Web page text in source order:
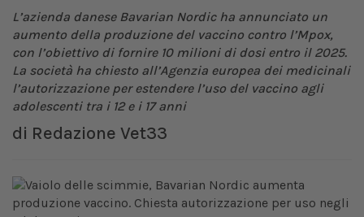
L’azienda danese Bavarian Nordic ha annunciato un
aumento della produzione del vaccino contro l’Mpox,
con l’obiettivo di fornire 10 milioni di dosi entro il 2025.
La società ha chiesto all’Agenzia europea dei medicinali
l’autorizzazione per estendere l’uso del vaccino agli
adolescenti tra i 12 e i 17 anni
di Redazione Vet33